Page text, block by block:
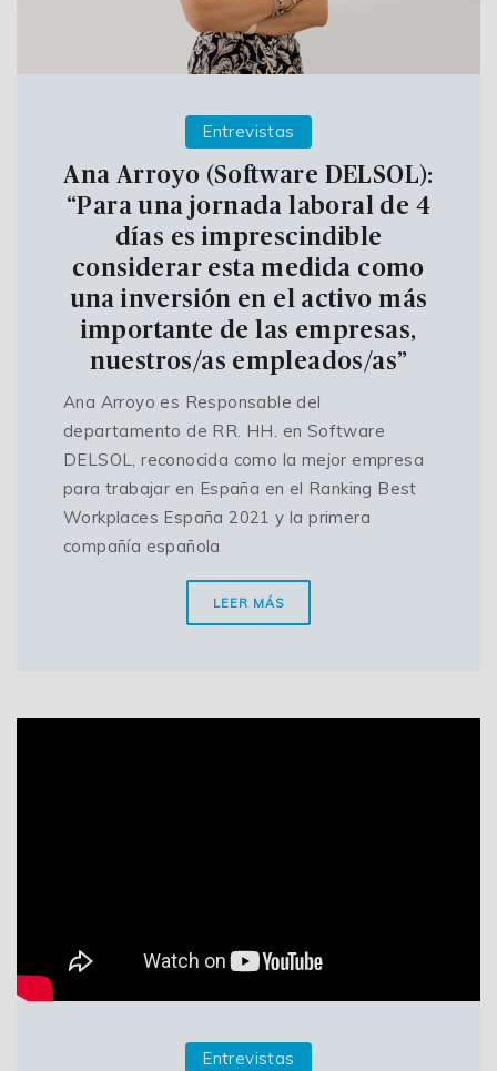
Entrevistas
Ana Arroyo (Software DELSOL):
“Para una jornada laboral de 4
días es imprescindible
considerar esta medida como
una inversión en el activo más
importante de las empresas,
nuestros/as empleados/as”
Ana Arroyo es Responsable del
departamento de RR. HH. en Software
DELSOL, reconocida como la mejor empresa
para trabajar en España en el Ranking Best
Workplaces España 2021 y la primera
compañía española
LEER MÁS
Entrevistas